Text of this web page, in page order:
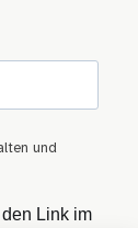
und
Link im